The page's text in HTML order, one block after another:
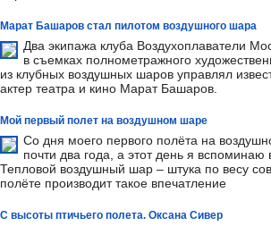
Марат Башаров стал пилотом воздушного шара
Два экипажа клуба Воздухоплаватели
в съемках полнометражного
из клубных воздушных шаров управлял
актер театра и кино Марат Башаров.
Мой первый полет на воздушном шаре
Со дня моего первого полёта на
почти два года, а этот день я вспоминаю
Тепловой воздушный шар – штука по весу
полёте производит такое впечатление
С высоты птичьего полета. Оксана Сивер